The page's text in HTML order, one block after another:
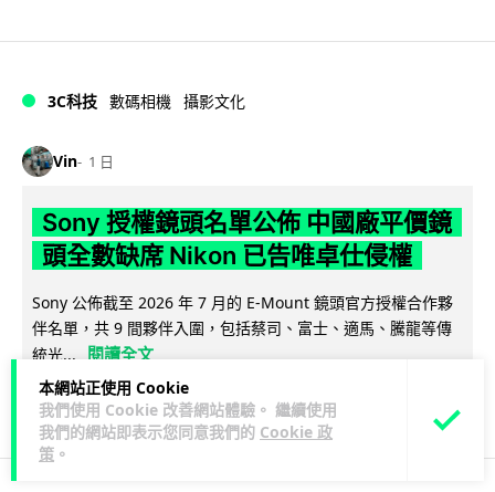
本網站正使用 Cookie
我們使用 Cookie 改善網站體驗。 繼續使用
我們的網站即表示您同意我們的 Cookie 政
策 。
3C科技 數碼相機 攝影文化
Vin 1 日
Sony 授權鏡頭名單公佈 中國廠平價鏡
頭全數缺席 Nikon 已告唯卓仕侵權
Sony 公佈截至 2026 年 7 月的 E-Mount 鏡頭官方授權合作夥
伴名單，共 9 間夥伴入圍，包括蔡司、富士、適馬、騰龍等傳
統光...
閱讀全文
570 170 ↗ 分享